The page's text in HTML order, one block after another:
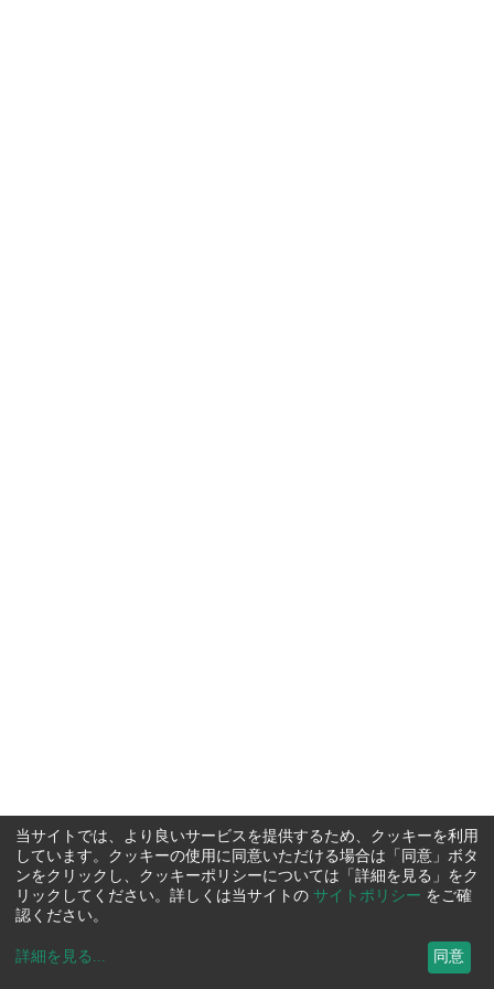
当サイトでは、より良いサービスを提供するため、クッキーを利用
しています。クッキーの使用に同意いただける場合は「同意」ボタ
ンをクリックし、クッキーポリシーについては「詳細を見る」をク
リックしてください。詳しくは当サイトの サイトポリシー をご確
認ください。
詳細を見る ... 同意